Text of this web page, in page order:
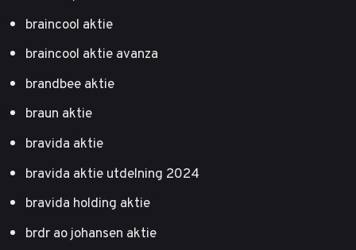
braincool aktie
braincool aktie avanza
brandbee aktie
braun aktie
bravida aktie
bravida aktie utdelning 2024
bravida holding aktie
brdr ao johansen aktie